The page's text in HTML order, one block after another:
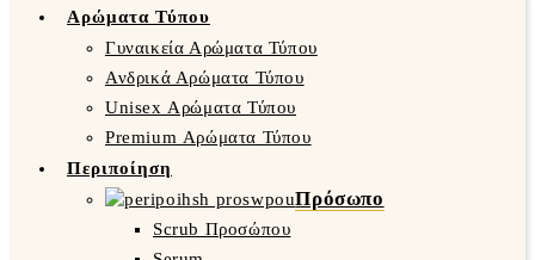
Αρώματα Τύπου
Γυναικεία Αρώματα Τύπου
Ανδρικά Αρώματα Τύπου
Unisex Αρώματα Τύπου
Premium Αρώματα Τύπου
Περιποίηση
Πρόσωπο
Scrub Προσώπου